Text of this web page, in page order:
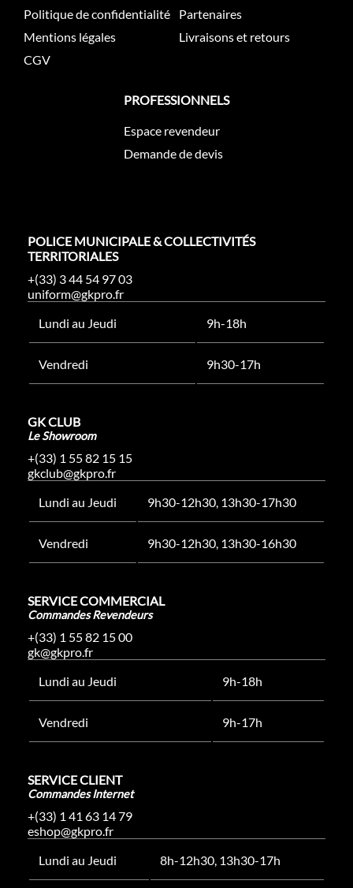
Politique de confidentialité
Mentions légales
CGV
Partenaires
Livraisons et retours
PROFESSIONNELS
Espace revendeur
Demande de devis
POLICE MUNICIPALE & COLLECTIVITÉS
TERRITORIALES
+(33) 3 44 54 97 03
uniform@gkpro.fr
Lundi au Jeudi
9h-18h
Vendredi 9h30-17h
GK CLUB
Le Showroom
+(33) 1 55 82 15 15
gkclub@gkpro.fr
Lundi au Jeudi
9h30-12h30, 13h30-17h30
Vendredi 9h30-12h30, 13h30-16h30
SERVICE COMMERCIAL
Commandes Revendeurs
+(33) 1 55 82 15 00
gk@gkpro.fr
Lundi au Jeudi
9h-18h
Vendredi 9h-17h
SERVICE CLIENT
Commandes Internet
+(33) 1 41 63 14 79
eshop@gkpro.fr
Lundi au Jeudi
8h-12h30, 13h30-17h